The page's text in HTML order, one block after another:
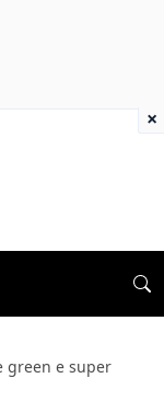
green e super
×